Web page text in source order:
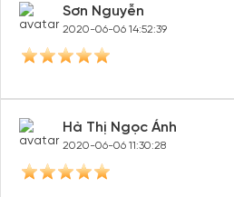
Sơn Nguyễn
2020-06-06 14:52:39
Hà Thị Ngọc Ánh
2020-06-06 11:30:28